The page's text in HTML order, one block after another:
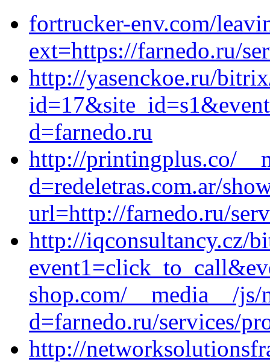
fortrucker-env.com/
ext=https://farnedo.ru/
http://yasenckoe.ru/
d=farnedo.ru
http://printingplus.co/
d=redeletras.com.ar/
url=http://farnedo.ru/
http://iqconsultancy.cz/
shop.com/__media__/js/
d=farnedo.ru/services/
http://